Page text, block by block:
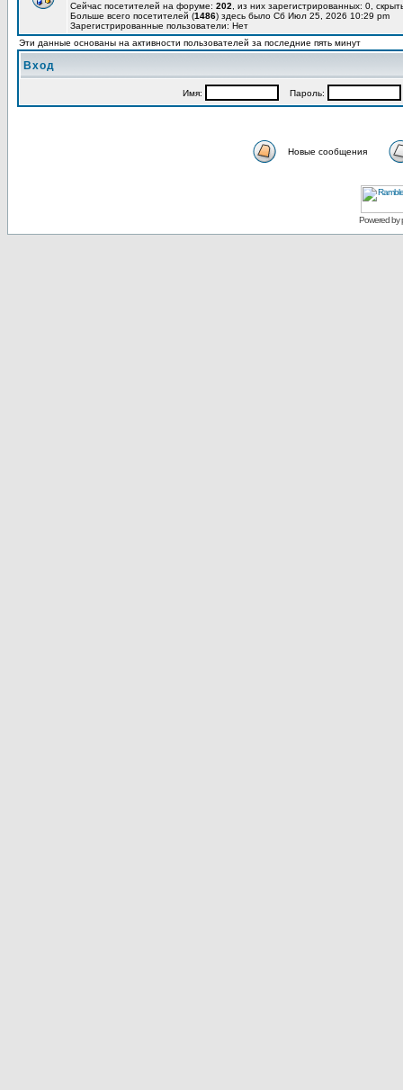
Сейчас посетителей на форуме: 202 , из них зарегистрированных: 0,
Больше всего посетителей (1486) здесь было Сб Июл 25, 2026 10:29 pm
Зарегистрированные пользователи: Нет
Эти данные основаны на активности пользователей за последние пять минут
Вход
Имя: Пароль:
Новые сообщения
Powered by